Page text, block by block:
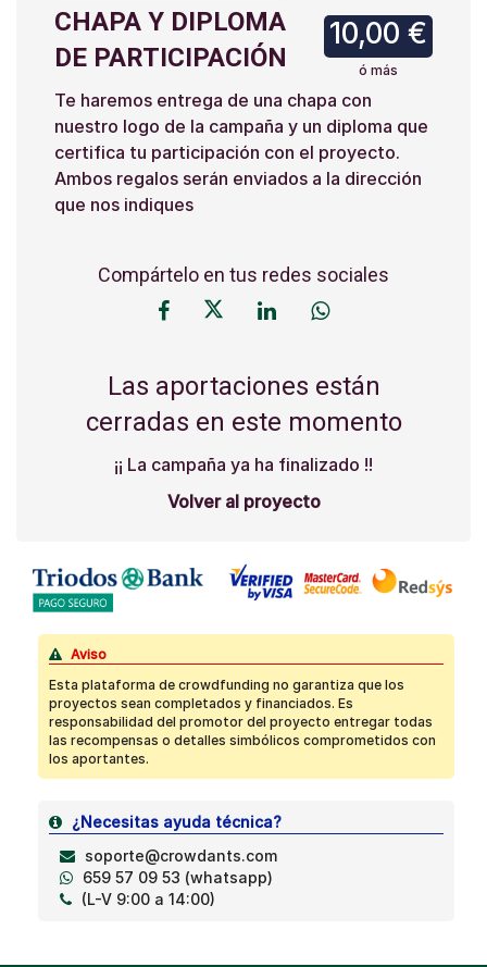
10,00 €
ó más
CHAPA Y DIPLOMA
DE PARTICIPACIÓN
Te haremos entrega de una chapa con
nuestro logo de la campaña y un diploma que
certifica tu participación con el proyecto.
Ambos regalos serán enviados a la dirección
que nos indiques
Compártelo en tus redes sociales
Las aportaciones están
cerradas en este momento
¡¡ La campaña ya ha finalizado !!
Volver al proyecto
Aviso
Esta plataforma de crowdfunding no garantiza que los
proyectos sean completados y financiados. Es
responsabilidad del promotor del proyecto entregar todas
las recompensas o detalles simbólicos comprometidos con
los aportantes.
¿Necesitas ayuda técnica?
soporte@crowdants.com
659 57 09 53 (whatsapp)
(L-V 9:00 a 14:00)